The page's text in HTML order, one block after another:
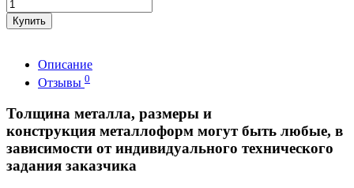
Купить
Описание
Отзывы 0
Толщина металла, размеры и
конструкция металлоформ могут быть любые, в
зависимости от индивидуального технического
задания заказчика